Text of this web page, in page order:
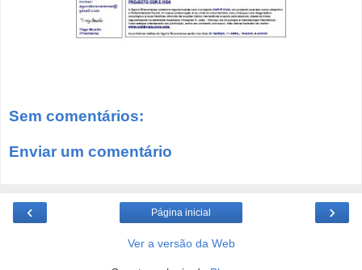
Sem comentários:
Enviar um comentário
‹ ›
Página inicial
Ver a versão da Web